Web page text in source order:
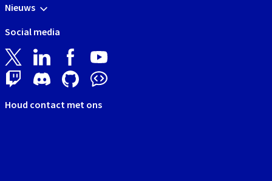
Nieuws
Social media
Houd contact met ons